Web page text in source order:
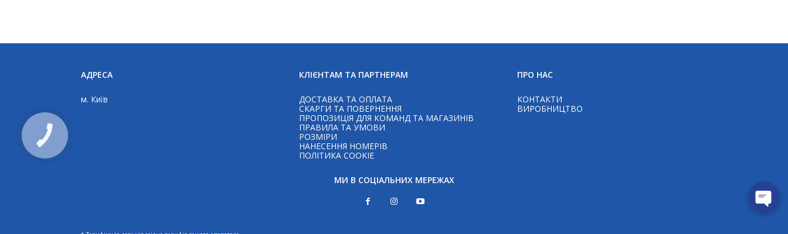
АДРЕСА
м. Київ
КЛІЄНТАМ ТА ПАРТНЕРАМ
ДОСТАВКА ТА ОПЛАТА
СКАРГИ ТА ПОВЕРНЕННЯ
ПРОПОЗИЦІЯ ДЛЯ КОМАНД ТА МАГАЗИНІВ
ПРАВИЛА ТА УМОВИ
РОЗМІРИ
НАНЕСЕННЯ НОМЕРІВ
ПОЛІТИКА COOKIE
ПРО НАС
КОНТАКТИ
ВИРОБНИЦТВО
МИ В СОЦІАЛЬНИХ МЕРЕЖАХ
КНОПКА
ЗВ'ЯЗКУ